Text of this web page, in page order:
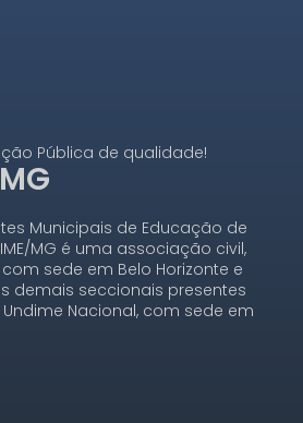
Pública de qualidade!
Municipais de Educação de
MG é uma associação civil,
sede em Belo Horizonte e
demais seccionais presentes
Nacional, com sede em